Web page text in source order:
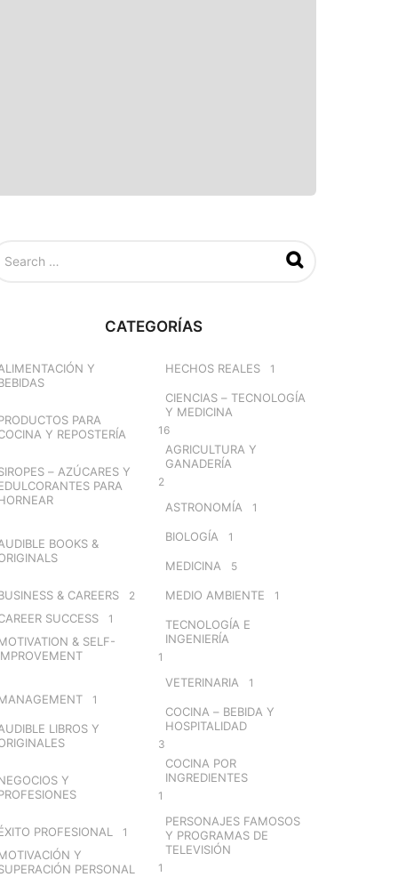
CATEGORÍAS
Y
PARA
Y REPOSTERÍA
– AZÚCARES Y
PARA
BOOKS &
& CAREERS 2
SUCCESS 1
& SELF-
1
LIBROS Y
Y
PROFESIONAL 1
Y
PERSONAL
HECHOS REALES 1
CIENCIAS – TECNOLOGÍA
Y MEDICINA
16
AGRICULTURA Y
GANADERÍA
2
ASTRONOMÍA 1
BIOLOGÍA 1
MEDICINA 5
MEDIO AMBIENTE 1
TECNOLOGÍA E
INGENIERÍA
1
VETERINARIA 1
COCINA – BEBIDA Y
HOSPITALIDAD
3
COCINA POR
INGREDIENTES
1
PERSONAJES FAMOSOS
Y PROGRAMAS DE
TELEVISIÓN
1